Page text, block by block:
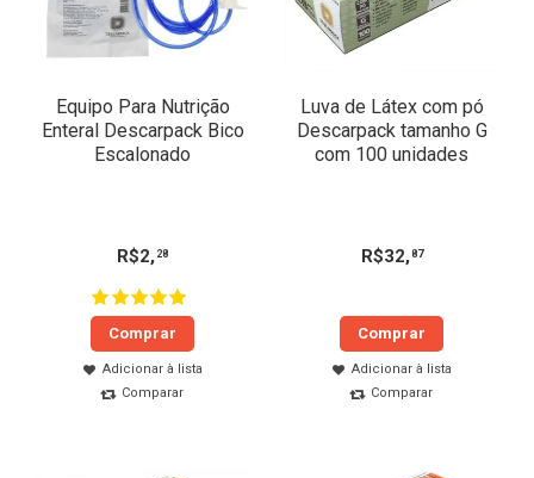
Equipo Para Nutrição
Enteral Descarpack Bico
Escalonado
R$2, 28
Comprar
Adicionar à lista
Comparar
Luva de Látex com pó
Descarpack tamanho G
com 100 unidades
R$32, 87
Comprar
Adicionar à lista
Comparar